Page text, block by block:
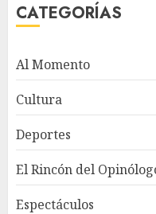
CATEGORÍAS
Al Momento
Cultura
Deportes
El Rincón del
Espectáculos